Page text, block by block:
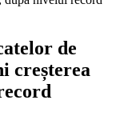
de
creșterea